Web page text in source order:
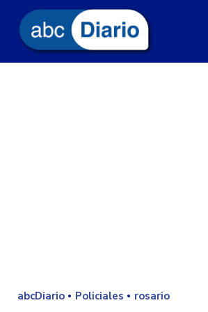
abcDiario Policiales rosario